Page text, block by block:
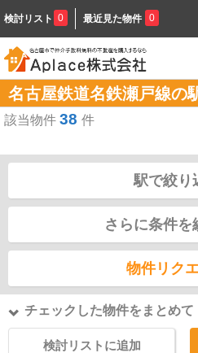
検討リスト 0 最近見た物件 0
名古屋鉄道名鉄瀬戸線の
該当物件 38 件
駅で絞り
さらに条件を
物件リク
チェックした物件をまとめて
検討リストに追加